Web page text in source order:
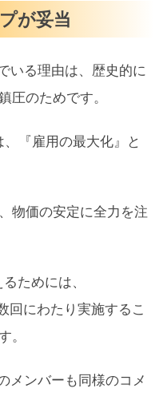
が妥当
いる理由は、歴史的に
圧のためです。
『雇用の最大化』と
物価の安定に全力を注
ためには、
回にわたり実施するこ
。
メンバーも同様のコメ